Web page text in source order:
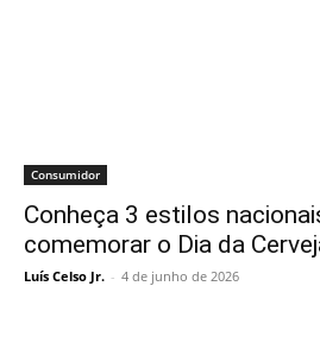
Consumidor
Conheça 3 estilos
comemorar o Dia da
Luís Celso Jr. - 4 de junho de 2026